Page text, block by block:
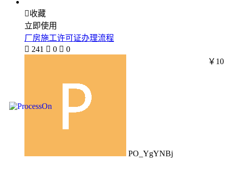
收藏
立即使用
厂房施工许可证办理流程
 241  0  0
PO_YgYNBj
￥10